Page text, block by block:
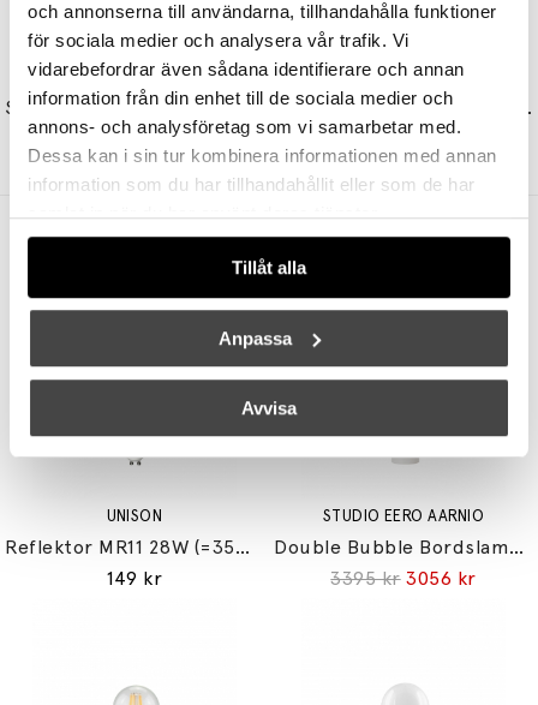
och annonserna till användarna, tillhandahålla funktioner
för sociala medier och analysera vår trafik. Vi
vidarebefordrar även sådana identifierare och annan
information från din enhet till de sociala medier och
annons- och analysföretag som vi samarbetar med.
Dessa kan i sin tur kombinera informationen med annan
information som du har tillhandahållit eller som de har
samlat in när du har använt deras tjänster.
Tillåt alla
Anpassa
Avvisa
SANTA & COLE
Sistema Sisisí GT1 Pendel Natural Ribbon
4425 kr 3761 kr
SANTA & COLE
Cesta Exterior Bordslampa Black
11815 kr 10043 kr
Andra köpte även
UNISON
Reflektor MR11 28W (=35W) GU10
149 kr
STUDIO EERO AARNIO
Double Bubble Bordslampa Small
3395 kr 3056 kr